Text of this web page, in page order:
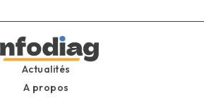
Actualités
A propos